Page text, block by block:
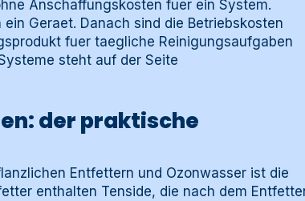
Anschaffungskosten fuer ein System.
Geraet. Danach sind die Betriebskosten
fuer taegliche Reinigungsaufgaben
steht auf der Seite
der praktische
Entfettern und Ozonwasser ist die
enthalten Tenside, die nach dem